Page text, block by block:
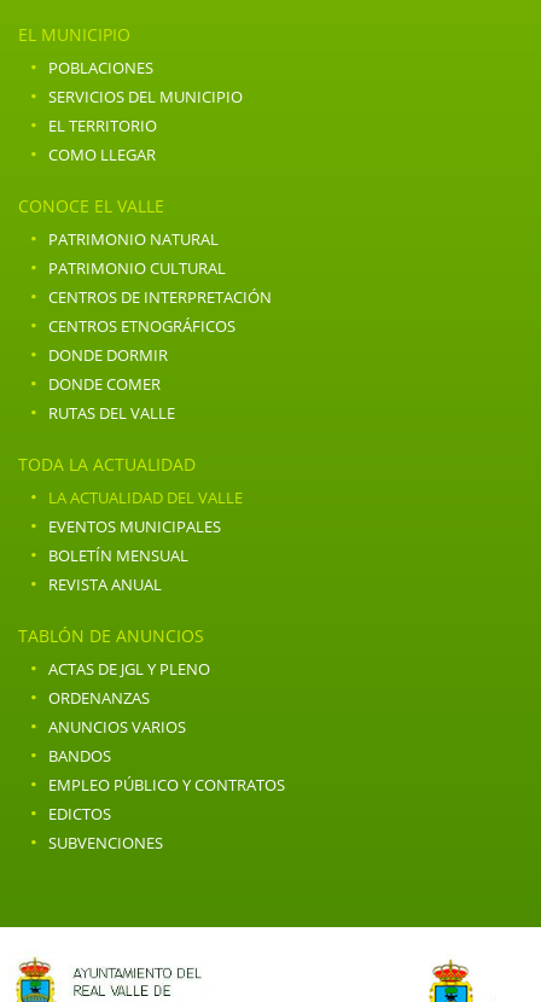
EL MUNICIPIO
· POBLACIONES
· SERVICIOS DEL MUNICIPIO
· EL TERRITORIO
· COMO LLEGAR
CONOCE EL VALLE
· PATRIMONIO NATURAL
· PATRIMONIO CULTURAL
· CENTROS DE INTERPRETACIÓN
· CENTROS ETNOGRÁFICOS
· DONDE DORMIR
· DONDE COMER
· RUTAS DEL VALLE
TODA LA ACTUALIDAD
· LA ACTUALIDAD DEL VALLE
· EVENTOS MUNICIPALES
· BOLETÍN MENSUAL
· REVISTA ANUAL
TABLÓN DE ANUNCIOS
· ACTAS DE JGL Y PLENO
· ORDENANZAS
· ANUNCIOS VARIOS
· BANDOS
· EMPLEO PÚBLICO Y CONTRATOS
· EDICTOS
· SUBVENCIONES